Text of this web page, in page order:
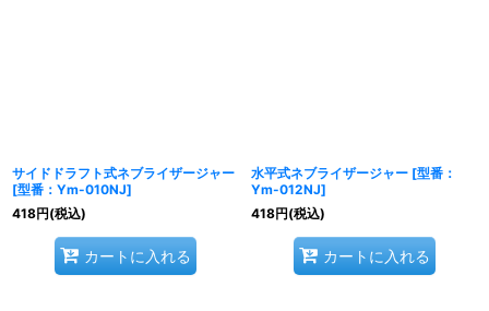
サイドドラフト式ネブライザージャー
[型番：Ym-010NJ]
418円(税込)
カートに入れる
水平式ネブライザージャー [型番：
Ym-012NJ]
418円(税込)
カートに入れる